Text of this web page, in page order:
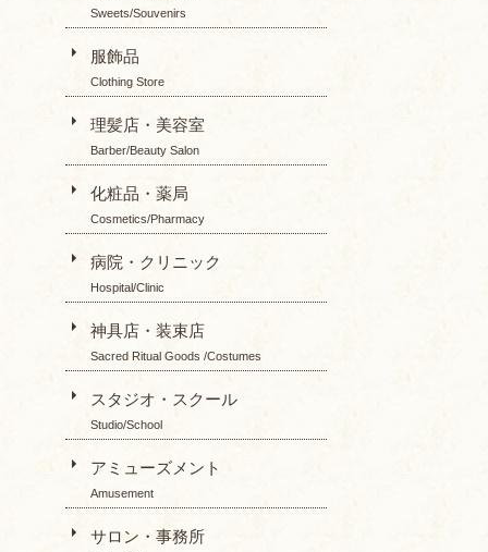
Sweets/Souvenirs
服飾品
Clothing Store
理髪店・美容室
Barber/Beauty Salon
化粧品・薬局
Cosmetics/Pharmacy
病院・クリニック
Hospital/Clinic
神具店・装束店
Sacred Ritual Goods /Costumes
スタジオ・スクール
Studio/School
アミューズメント
Amusement
サロン・事務所